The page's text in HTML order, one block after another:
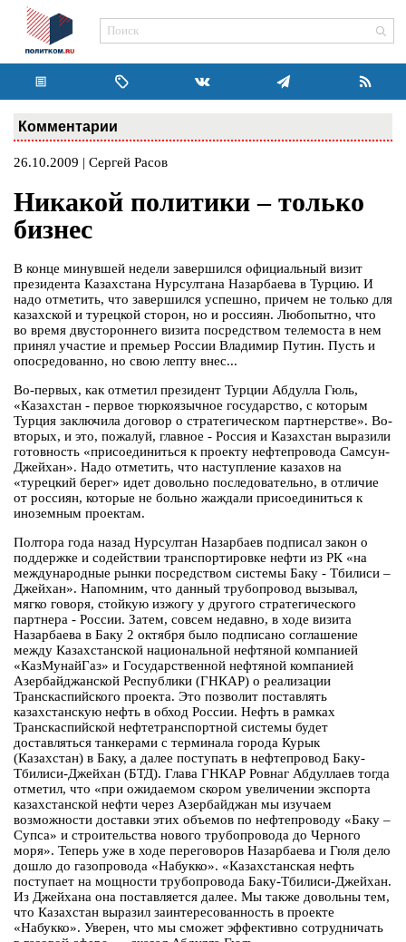
Комментарии
26.10.2009 | Сергей Расов
Никакой политики – только
бизнес
В конце минувшей недели завершился официальный визит
президента Казахстана Нурсултана Назарбаева в Турцию. И
надо отметить, что завершился успешно, причем не только для
казахской и турецкой сторон, но и россиян. Любопытно, что
во время двустороннего визита посредством телемоста в нем
принял участие и премьер России Владимир Путин. Пусть и
опосредованно, но свою лепту внес...
Во-первых, как отметил президент Турции Абдулла Гюль,
«Казахстан - первое тюркоязычное государство, с которым
Турция заключила договор о стратегическом партнерстве». Во-
вторых, и это, пожалуй, главное - Россия и Казахстан выразили
готовность «присоединиться к проекту нефтепровода Самсун-
Джейхан». Надо отметить, что наступление казахов на
«турецкий берег» идет довольно последовательно, в отличие
от россиян, которые не больно жаждали присоединиться к
иноземным проектам.
Полтора года назад Нурсултан Назарбаев подписал закон о
поддержке и содействии транспортировке нефти из РК «на
международные рынки посредством системы Баку - Тбилиси –
Джейхан». Напомним, что данный трубопровод вызывал,
мягко говоря, стойкую изжогу у другого стратегического
партнера - России. Затем, совсем недавно, в ходе визита
Назарбаева в Баку 2 октября было подписано соглашение
между Казахстанской национальной нефтяной компанией
«КазМунайГаз» и Государственной нефтяной компанией
Азербайджанской Республики (ГНКАР) о реализации
Транскаспийского проекта. Это позволит поставлять
казахстанскую нефть в обход России. Нефть в рамках
Транскаспийской нефтетранспортной системы будет
доставляться танкерами с терминала города Курык
(Казахстан) в Баку, а далее поступать в нефтепровод Баку-
Тбилиси-Джейхан (БТД). Глава ГНКАР Ровнаг Абдуллаев тогда
отметил, что «при ожидаемом скором увеличении экспорта
казахстанской нефти через Азербайджан мы изучаем
возможности доставки этих объемов по нефтепроводу «Баку –
Супса» и строительства нового трубопровода до Черного
моря». Теперь уже в ходе переговоров Назарбаева и Гюля дело
дошло до газопровода «Набукко». «Казахстанская нефть
поступает на мощности трубопровода Баку-Тбилиси-Джейхан.
Из Джейхана она поставляется далее. Мы также довольны тем,
что Казахстан выразил заинтересованность в проекте
«Набукко». Уверен, что мы сможет эффективно сотрудничать